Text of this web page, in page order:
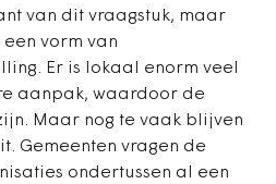
van dit vraagstuk, maar
vorm van
Er is lokaal enorm veel
aanpak, waardoor de
Maar nog te vaak blijven
Gemeenten vragen de
ondertussen al een